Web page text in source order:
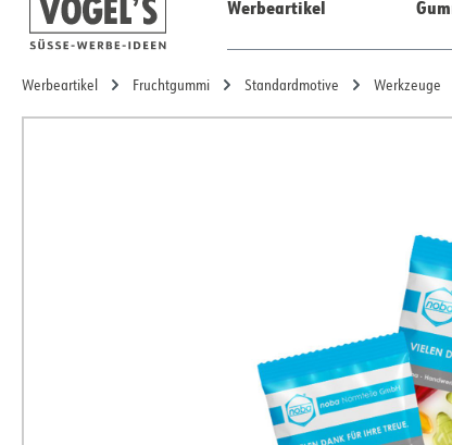
Werbeartikel
Werbeartikel Fruchtgummi Standardmotive Werkzeuge